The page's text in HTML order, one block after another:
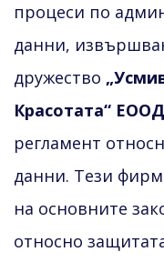
процеси по
данни,
дружество
Красотата“ ЕООД
регламент
данни. Тези
на основните
относно